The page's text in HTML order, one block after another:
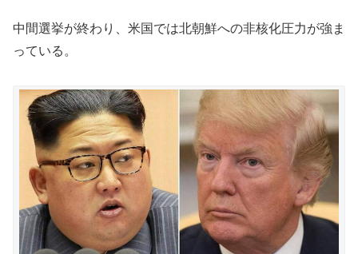
中間選挙が終わり、米国では北朝鮮への非核化圧力が強ま
っている。